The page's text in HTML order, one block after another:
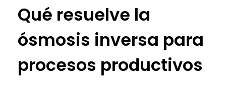
Qué resuelve la
ósmosis inversa para
procesos productivos